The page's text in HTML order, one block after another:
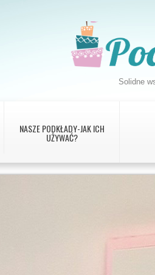
Solidne
NASZE PODKŁADY-JAK ICH
UŻYWAĆ?